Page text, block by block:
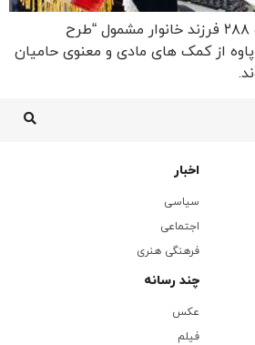
آوای باینگان: ۱۴۰یتیم و ۲۸۸ فرزند خانوار مشمول “طرح
از کمک های مادی و معنوی حامیان
اخبار
سیاسی
اجتماعی
فرهنگی هنری
چند رسانه
عکس
فیلم